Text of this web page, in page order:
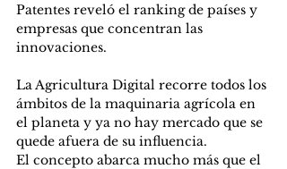
Patentes reveló el ranking de países y
empresas que concentran las
innovaciones.
La Agricultura Digital recorre todos los
ámbitos de la maquinaria agrícola en
el planeta y ya no hay mercado que se
quede afuera de su influencia.
El concepto abarca mucho más que el